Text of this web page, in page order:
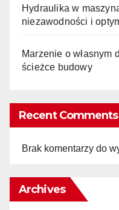
Hydraulika w
niezawodności i
Marzenie o własnym
ścieżce budowy
Recent Comments
Brak komentarzy do
Archives